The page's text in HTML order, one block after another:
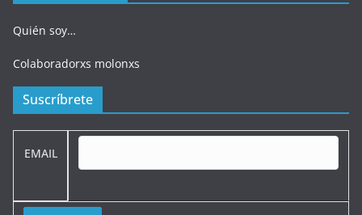
Quién soy…
Colaboradorxs molonxs
Suscríbrete
EMAIL